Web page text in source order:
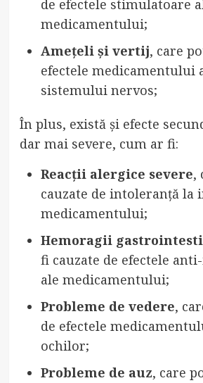
de efectele stimulatoare
medicamentului;
Amețeli și vertij, care
efectele medicamentului
sistemului nervos;
În plus, există și efecte
dar mai severe, cum ar fi:
Reacții alergice severe,
cauzate de intoleranță la
medicamentului;
Hemoragii
fi cauzate de efectele
ale medicamentului;
Probleme de vedere,
de efectele
ochilor;
Probleme de auz, care